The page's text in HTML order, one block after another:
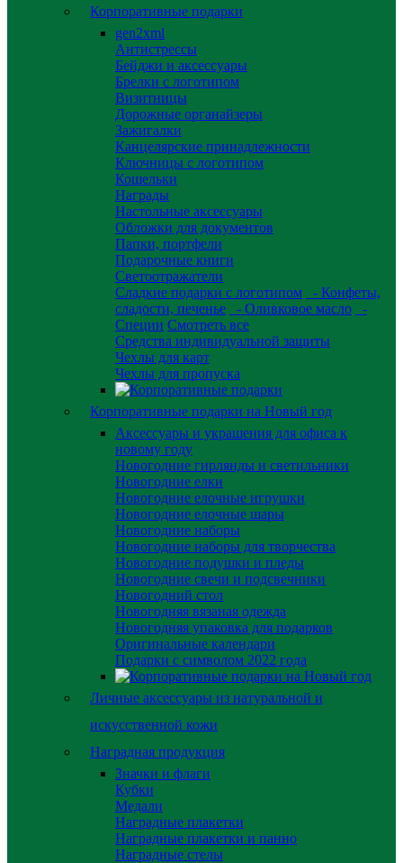
Корпоративные подарки
gen2xml
Антистрессы
Бейджи и аксессуары
Брелки с логотипом
Визитницы
Дорожные органайзеры
Зажигалки
Канцелярские принадлежности
Ключницы с логотипом
Кошельки
Награды
Настольные аксессуары
Обложки для документов
Папки, портфели
Подарочные книги
Светоотражатели
Сладкие подарки с логотипом
- Конфеты,
сладости, печенье
- Оливковое масло
-
Специи Смотреть все
Средства индивидуальной защиты
Чехлы для карт
Чехлы для пропуска
Корпоративные подарки на Новый год
Аксессуары и украшения для офиса к
новому году
Новогодние гирлянды и светильники
Новогодние елки
Новогодние елочные игрушки
Новогодние елочные шары
Новогодние наборы
Новогодние наборы для творчества
Новогодние подушки и пледы
Новогодние свечи и подсвечники
Новогодний стол
Новогодняя вязаная одежда
Новогодняя упаковка для подарков
Оригинальные календари
Подарки с символом 2022 года
Личные аксессуары из натуральной и
искусственной кожи
Наградная продукция
Значки и флаги
Кубки
Медали
Наградные плакетки
Наградные плакетки и панно
Наградные стелы